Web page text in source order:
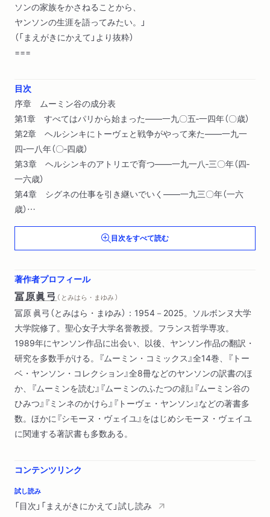
ソンの家族をかさねることから、
ヤンソンの生涯を語ってみたい。」
（「まえがきにかえて」より抜粋）
===
目次
序章 ムーミン谷の成分表
第1章 すべてはパリから始まった――一九〇五‐一四年（〇歳）
第2章 ヘルシンキにトーヴェと戦争がやって来た――一九一
四‐一八年（〇‐四歳）
第3章 ヘルシンキのアトリエで育つ――一九一八‐三〇年（四‐
一六歳）
第4章 シグネの仕事を引き継いでいく――一九三〇年（一六
歳）
第5章 ペッリンゲの島でママとパパと夏をすごす――一九二
第6章 ストックホルムで愉快な叔父たちとくらす――一九三
第7章 テクニスで技術と自由を得る――一九三〇‐三三年（一
六‐一九歳）
第8章 アテネウムが分断されていく――一九三三‐三七年（一
九‐二三歳）
第9章 芸術家になりたい――一九三三‐三七年（一九‐二三歳）
第10章 パリとベルリン、ふたつの衝撃に見舞われる――一九
三四年（二〇歳）
第11章 パリに留学しセーヌ左岸に両親の足跡を追う――一九
三八年（二三‐二四歳）
第12章 パリでアトリエを選ぶ――一九三八年（二三‐二四歳）
第13章 ブルターニュの島で絵を描く――一九三八年（二三‐二
第14章 ひとりでイタリアを旅する――一九三九年（二五歳）
九‐四五年（二五‐三一歳）
第16章 戦争が始まり、友人は決意する――一九三九‐四五年
目次をすべて読む
著作者プロフィール
冨原眞弓 （ とみはら・まゆみ ）
冨原 眞弓（とみはら・まゆみ）：1954－2025。ソルボンヌ大学
大学院修了。聖心女子大学名誉教授。フランス哲学専攻。
1989年にヤンソン作品に出会い、以後、ヤンソン作品の翻訳・
研究を多数手がける。『ムーミン・コミックス』全14巻、『トー
ベ・ヤンソン・コレクション』全8冊などのヤンソンの訳書のほ
か、『ムーミンを読む』『ムーミンのふたつの顔』『ムーミン谷の
ひみつ』『ミンネのかけら』『トーヴェ・ヤンソン』などの著書多
数。ほかに『シモーヌ・ヴェイユ』をはじめシモーヌ・ヴェイユ
に関連する著訳書も多数ある。
コンテンツリンク
試し読み
「目次」「まえがきにかえて」試し読み